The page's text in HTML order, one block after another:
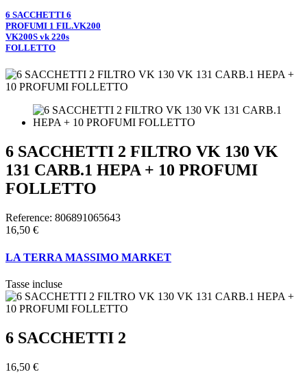
6 SACCHETTI 6
PROFUMI 1 FIL.VK200
VK200S vk 220s
FOLLETTO
6 SACCHETTI 2 FILTRO VK 130 VK
131 CARB.1 HEPA + 10 PROFUMI
FOLLETTO
Reference: 806891065643
16,50 €
LA TERRA MASSIMO MARKET
Tasse incluse
6 SACCHETTI 2
16,50 €